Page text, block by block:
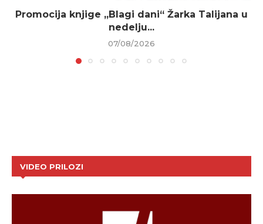
Promocija knjige „Blagi dani“ Žarka Talijana u
nedelju...
07/08/2026
VIDEO PRILOZI